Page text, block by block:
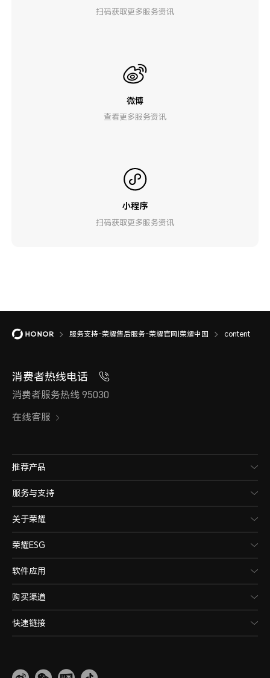
扫码获取更多服务资讯
微博
查看更多服务资讯
小程序
扫码获取更多服务资讯
服务支持-荣耀售后服务-荣耀官网|荣耀中国 content
消费者热线电话
消费者服务热线 95030
在线客服
推荐产品
服务与支持
关于荣耀
荣耀ESG
软件应用
购买渠道
快速链接